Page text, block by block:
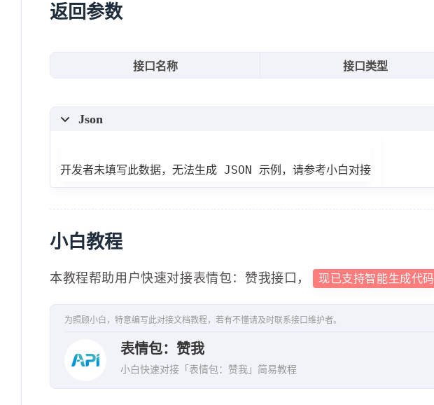
返回参数
接口名称 接口类型
Json
开发者未填写此数据，无法生成 JSON 示例，请参考小白对接
小白教程
本教程帮助用户快速对接表情包：赞我接口， 现已支持智能生成代码
为照顾小白，特意编写此对接文档教程，若有不懂请及时联系接口维护者。
表情包：赞我
小白快速对接「表情包：赞我」简易教程